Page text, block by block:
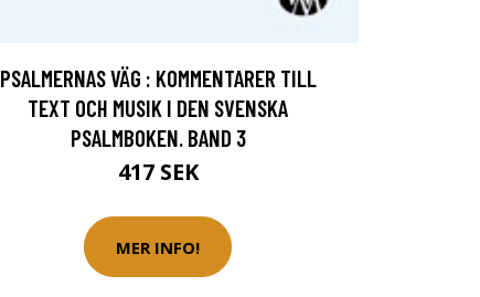
PSALMERNAS VÄG : KOMMENTARER TILL
TEXT OCH MUSIK I DEN SVENSKA
PSALMBOKEN. BAND 3
417 SEK
MER INFO!